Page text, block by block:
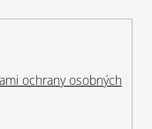
ochrany osobných